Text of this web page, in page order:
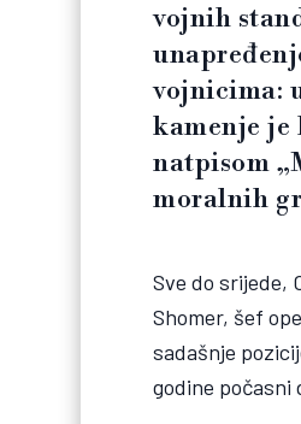
vojnih
vojnicima:
kamenje je
natpisom
moralnih
Sve do srijede,
Shomer, šef
sadašnje
godine počasni